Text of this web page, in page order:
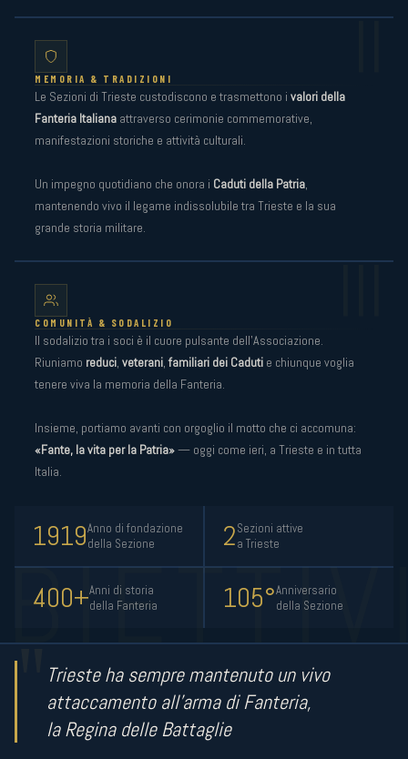
II
MEMORIA & TRADIZIONI
Le Sezioni di Trieste custodiscono e trasmettono i valori della
Fanteria Italiana attraverso cerimonie commemorative,
manifestazioni storiche e attività culturali.
Un impegno quotidiano che onora i Caduti della Patria,
mantenendo vivo il legame indissolubile tra Trieste e la sua
grande storia militare.
III
COMUNITÀ & SODALIZIO
Il sodalizio tra i soci è il cuore pulsante dell'Associazione.
Riuniamo reduci, veterani,familiari dei Caduti e chiunque voglia
tenere viva la memoria della Fanteria.
Insieme, portiamo avanti con orgoglio il motto che ci accomuna:
«Fante, la vita per la Patria»— oggi come ieri, a Trieste e in tutta
Italia.
1919Anno di fondazione
della Sezione
2Sezioni attive
a Trieste
400+Anni di storia
della Fanteria
105°Anniversario
della Sezione
Trieste ha sempre mantenuto un vivo
attaccamento all'arma di Fanteria,
la Regina delle Battaglie